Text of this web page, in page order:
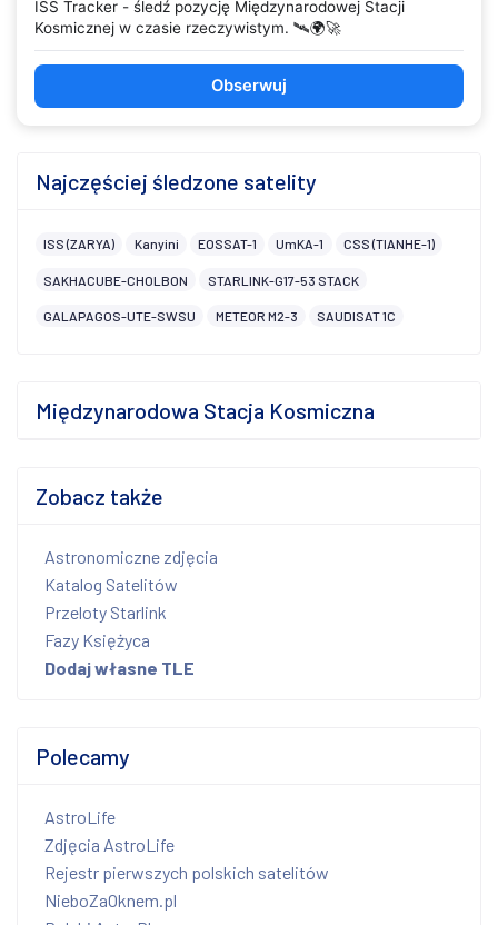
ISS Tracker - śledź pozycję Międzynarodowej Stacji
Kosmicznej w czasie rzeczywistym. 🛰️🌍🚀
Obserwuj
Najczęściej śledzone satelity
ISS (ZARYA) Kanyini EOSSAT-1 UmKA-1 CSS (TIANHE-1)
SAKHACUBE-CHOLBON STARLINK-G17-53 STACK
GALAPAGOS-UTE-SWSU METEOR M2-3 SAUDISAT 1C
Międzynarodowa Stacja Kosmiczna
Zobacz także
Astronomiczne zdjęcia
Katalog Satelitów
Przeloty Starlink
Fazy Księżyca
Dodaj własne TLE
Polecamy
AstroLife
Zdjęcia AstroLife
Rejestr pierwszych polskich satelitów
NieboZaOknem.pl